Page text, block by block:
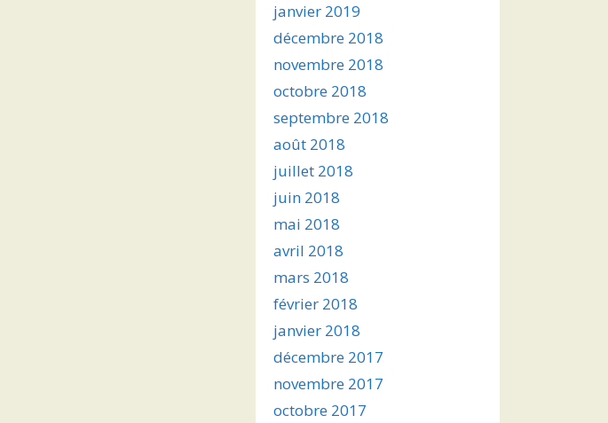
janvier 2019
décembre 2018
novembre 2018
octobre 2018
septembre 2018
août 2018
juillet 2018
juin 2018
mai 2018
avril 2018
mars 2018
février 2018
janvier 2018
décembre 2017
novembre 2017
octobre 2017